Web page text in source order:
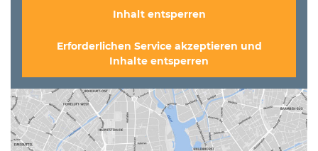
Inhalt entsperren
Erforderlichen Service akzeptieren und
Inhalte entsperren